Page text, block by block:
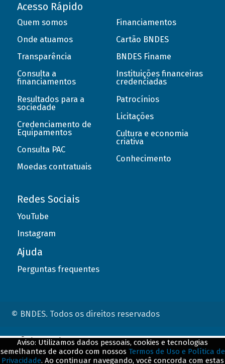
Acesso Rápido
Quem somos
Onde atuamos
Transparência
Consulta a
financiamentos
Resultados para a
sociedade
Credenciamento de
Equipamentos
Consulta PAC
Moedas contratuais
Financiamentos
Cartão BNDES
BNDES Finame
Instituições financeiras
credenciadas
Patrocínios
Licitações
Cultura e economia
criativa
Conhecimento
Redes Sociais
YouTube
Instagram
Ajuda
Perguntas frequentes
© BNDES. Todos os direitos reservados
Aviso: Utilizamos dados pessoais, cookies e tecnologias
semelhantes de acordo com nossos Termos de Uso e Política de
Privacidade. Ao continuar navegando, você concorda com estas
ConteÃºdo complementar
${title}${badge}